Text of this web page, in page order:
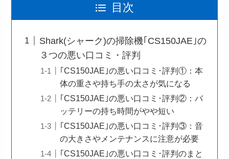
目次
Shark(シャーク)の掃除機｢CS150JAE｣の
３つの悪い口コミ・評判
｢CS150JAE｣の悪い口コミ･評判①：本
体の重さや持ち手の太さが気になる
｢CS150JAE｣の悪い口コミ･評判②：バ
ッテリーの持ち時間がやや短い
｢CS150JAE｣の悪い口コミ･評判③：音
の大きさやメンテナンスに注意が必要
｢CS150JAE｣の悪い口コミ･評判のまと